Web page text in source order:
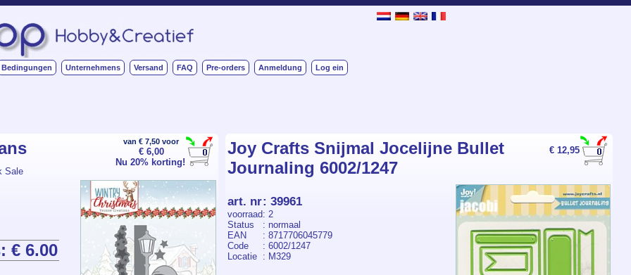
Bedingungen Unternehmens Versand FAQ Pre-orders Anmeldung Log ein
van € 7,50 voor
€ 6,00
Nu 20% korting!
Sale
€ 6.00
€ 12,95
Joy Crafts Snijmal Jocelijne Bullet
Journaling 6002/1247
art. nr: 39961
voorraad: 2
Status
: normaal
EAN
: 8717706045779
Code
: 6002/1247
Locatie
: M329